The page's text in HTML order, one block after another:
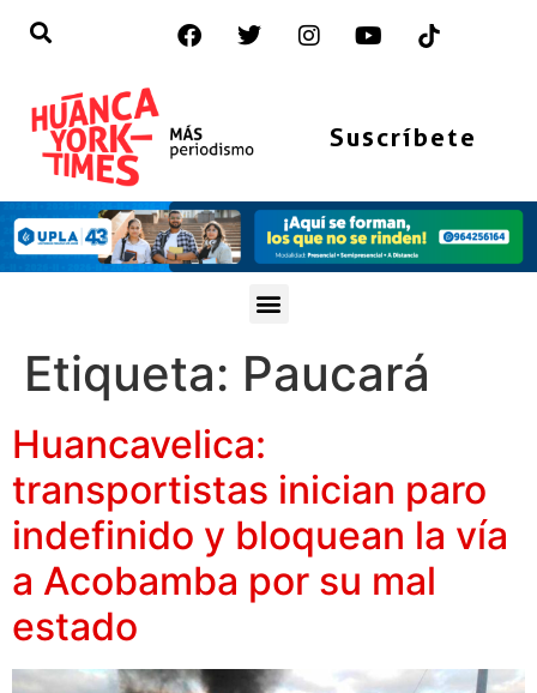
Suscríbete
Etiqueta: Paucará
Huancavelica:
transportistas inician paro
indefinido y bloquean la vía
a Acobamba por su mal
estado